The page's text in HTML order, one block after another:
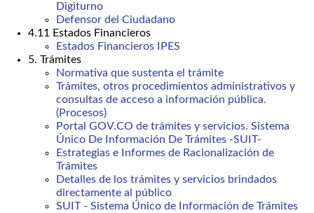
Digiturno
Defensor del Ciudadano
4.11 Estados Financieros
Estados Financieros IPES
5. Trámites
Normativa que sustenta el trámite
Trámites, otros procedimientos administrativos y
consultas de acceso a información pública.
(Procesos)
Portal GOV.CO de trámites y servicios. Sistema
Único De Información De Trámites -SUIT-
Estrategias e Informes de Racionalización de
Trámites
Detalles de los trámites y servicios brindados
directamente al público
SUIT - Sistema Único de Información de Trámites